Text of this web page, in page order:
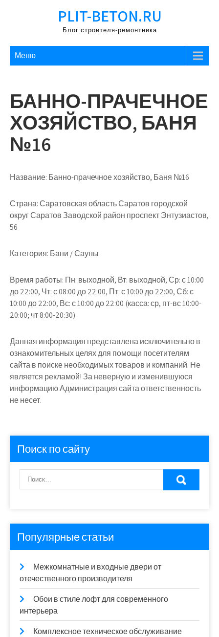
PLIT-BETON.RU
Блог строителя-ремонтника
Меню
БАННО-ПРАЧЕЧНОЕ
ХОЗЯЙСТВО, БАНЯ
№16
Название: Банно-прачечное хозяйство, Баня №16
Страна:Саратовская область Саратов городской
округ Саратов Заводской район проспект Энтузиастов,
56
Категория: Бани / Сауны
Время работы: Пн: выходной, Вт: выходной, Ср: с 10:00
до 22:00, Чт: с 08:00 до 22:00, Пт: с 10:00 до 22:00, Сб: с
10:00 до 22:00, Вс: с 10:00 до 22:00 (касса: ср, пт-вс 10:00-
20:00; чт 8:00-20:30)
Данная информация представлена исключительно в
ознакомительных целях для помощи посетителям
сайта в поиске необходимых товаров и компаний. Не
является рекламой! За неверную и изменившуюся
информацию Администрация сайта ответственность
не несет.
Поиск по сайту
Популярные статьи
Межкомнатные и входные двери от
отечественного производителя
Обои в стиле лофт для современного
интерьера
Комплексное техническое обслуживание